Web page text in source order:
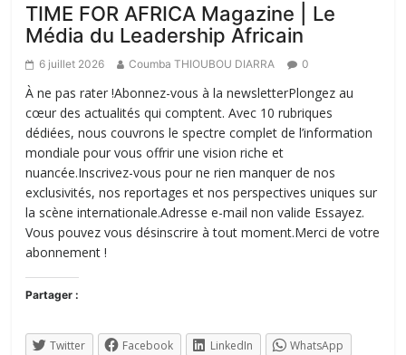
TIME FOR AFRICA Magazine | Le
Média du Leadership Africain
6 juillet 2026 Coumba THIOUBOU DIARRA 0
À ne pas rater !Abonnez-vous à la newsletterPlongez au
cœur des actualités qui comptent. Avec 10 rubriques
dédiées, nous couvrons le spectre complet de l’information
mondiale pour vous offrir une vision riche et
nuancée.Inscrivez-vous pour ne rien manquer de nos
exclusivités, nos reportages et nos perspectives uniques sur
la scène internationale.Adresse e-mail non valide Essayez.
Vous pouvez vous désinscrire à tout moment.Merci de votre
abonnement !
Partager :
Twitter Facebook LinkedIn WhatsApp